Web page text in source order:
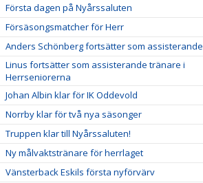
Första dagen på Nyårssaluten
Försäsongsmatcher för Herr
Anders Schönberg fortsätter som assisterande
Linus fortsätter som assisterande tränare i
Herrseniorerna
Johan Albin klar för IK Oddevold
Norrby klar för två nya säsonger
Truppen klar till Nyårssaluten!
Ny målvaktstränare för herrlaget
Vänsterback Eskils första nyförvärv